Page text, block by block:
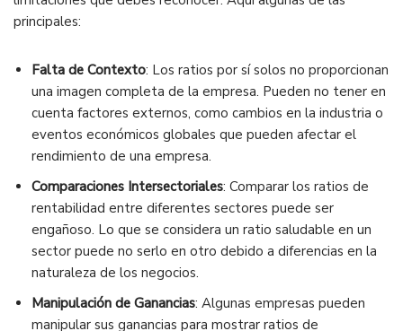
principales:
Falta de Contexto: Los ratios por sí solos no proporcionan
una imagen completa de la empresa. Pueden no tener en
cuenta factores externos, como cambios en la industria o
eventos económicos globales que pueden afectar el
rendimiento de una empresa.
Comparaciones Intersectoriales: Comparar los ratios de
rentabilidad entre diferentes sectores puede ser
engañoso. Lo que se considera un ratio saludable en un
sector puede no serlo en otro debido a diferencias en la
naturaleza de los negocios.
Manipulación de Ganancias: Algunas empresas pueden
manipular sus ganancias para mostrar ratios de